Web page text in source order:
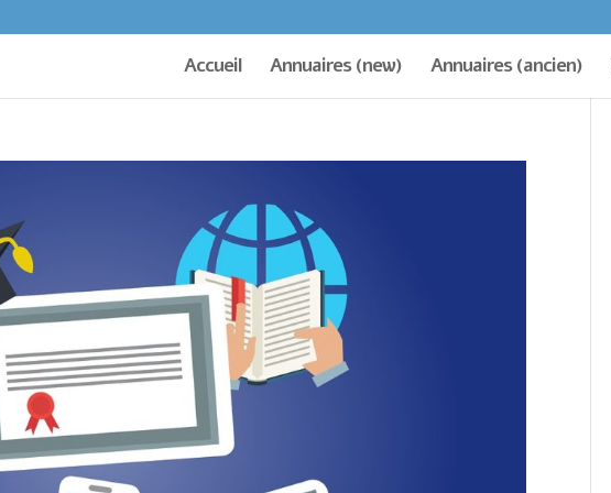
Accueil Annuaires (new) Annuaires (ancien)